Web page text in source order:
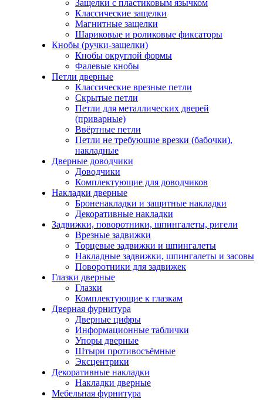
Защелки с пластиковым язычком
Классические защелки
Магнитные защелки
Шариковые и роликовые фиксаторы
Кнобы (ручки-защелки)
Кнобы округлой формы
Фалевые кнобы
Петли дверные
Классические врезные петли
Скрытые петли
Петли для металлических дверей
(приварные)
Ввёртные петли
Петли не требующие врезки (бабочки),
накладные
Дверные доводчики
Доводчики
Комплектующие для доводчиков
Накладки дверные
Броненакладки и защитные накладки
Декоративные накладки
Задвижки, поворотники, шпингалеты, ригели
Врезные задвижки
Торцевые задвижки и шпингалеты
Накладные задвижки, шпингалеты и засовы
Поворотники для задвижек
Глазки дверные
Глазки
Комплектующие к глазкам
Дверная фурнитура
Дверные цифры
Информационные таблички
Упоры дверные
Штыри противосъёмные
Эксцентрики
Декоративные накладки
Накладки дверные
Мебельная фурнитура